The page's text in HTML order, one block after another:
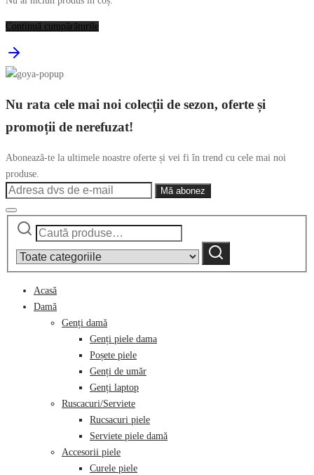
Continuă cumpărăturile
Nu rata cele mai noi colecții de sezon, oferte și
promoții de nerefuzat!
Abonează-te la ultimele noastre oferte și vei fi în trend cu cele mai noi
produse.
Caută
category:
Caută
Acasă
Damă
Genți damă
Genți piele dama
Poșete piele
Genți de umăr
Genți laptop
Ruscacuri/Serviete
Rucsacuri piele
Serviete piele damă
Accesorii piele
Curele piele